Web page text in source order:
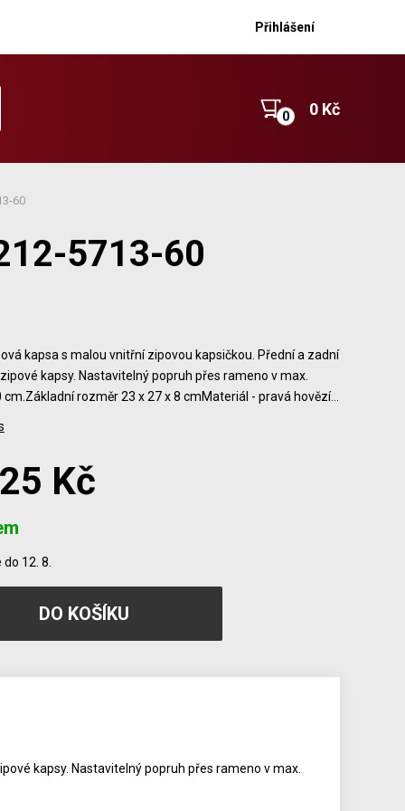
Přihlášení
0 Kč
60
5713-60
kapsa s malou vnitřní zipovou kapsičkou. Přední a zadní
kapsy. Nastavitelný popruh přes rameno v max.
cm.Základní rozměr 23 x 27 x 8 cmMateriál - pravá hovězí…
Kč
12. 8.
kapsy. Nastavitelný popruh přes rameno v max.